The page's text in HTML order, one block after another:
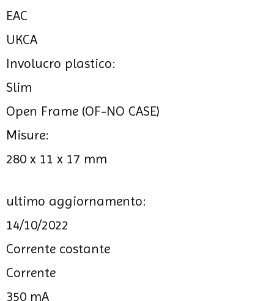
EAC
UKCA
Involucro plastico:
Slim
Open Frame (OF-NO CASE)
Misure:
280 x 11 x 17 mm
ultimo aggiornamento:
14/10/2022
Corrente costante
Corrente
350 mA